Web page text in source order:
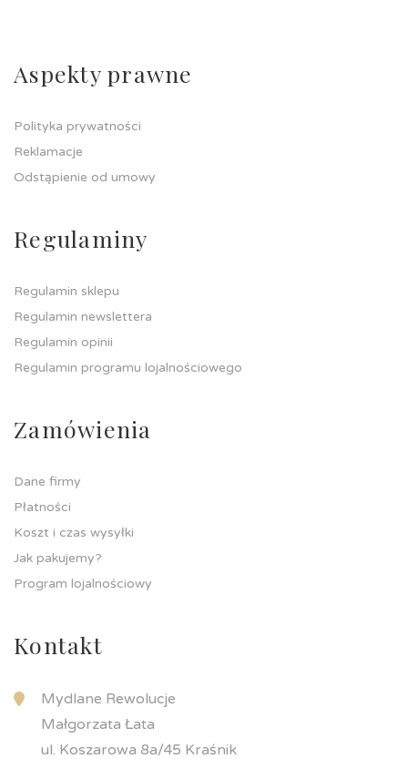
Aspekty prawne
Polityka prywatności
Reklamacje
Odstąpienie od umowy
Regulaminy
Regulamin sklepu
Regulamin newslettera
Regulamin opinii
Regulamin programu lojalnościowego
Zamówienia
Dane firmy
Płatności
Koszt i czas wysyłki
Jak pakujemy?
Program lojalnościowy
Kontakt
Mydlane Rewolucje
Małgorzata Łata
ul. Koszarowa 8a/45 Kraśnik